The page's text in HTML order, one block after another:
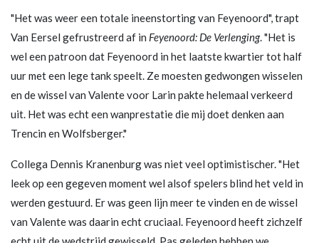
"Het was weer een totale ineenstorting van Feyenoord", trapt
Van Eersel gefrustreerd af in Feyenoord: De Verlenging. "Het is
wel een patroon dat Feyenoord in het laatste kwartier tot half
uur met een lege tank speelt. Ze moesten gedwongen wisselen
en de wissel van Valente voor Larin pakte helemaal verkeerd
uit. Het was echt een wanprestatie die mij doet denken aan
Trencin en Wolfsberger."
Collega Dennis Kranenburg was niet veel optimistischer. "Het
leek op een gegeven moment wel alsof spelers blind het veld in
werden gestuurd. Er was geen lijn meer te vinden en de wissel
van Valente was daarin echt cruciaal. Feyenoord heeft zichzelf